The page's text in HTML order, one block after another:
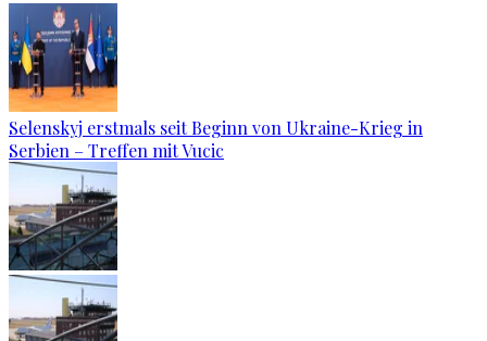
Selenskyj erstmals seit Beginn von Ukraine-Krieg in
Serbien – Treffen mit Vucic